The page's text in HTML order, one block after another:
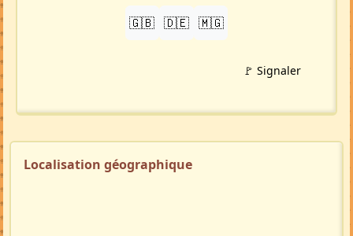
🇬🇧 🇩🇪 🇲🇬
🚩 Signaler
Localisation géographique